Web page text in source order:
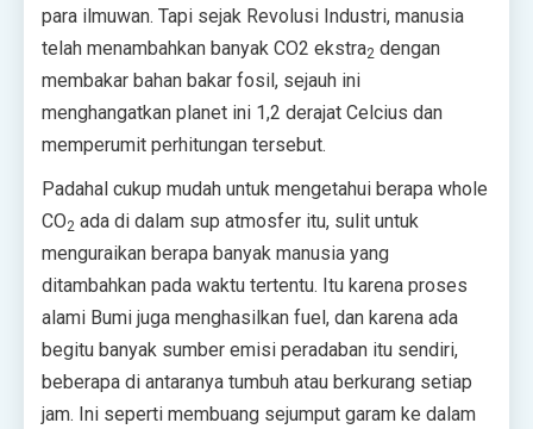
para ilmuwan. Tapi sejak Revolusi Industri, manusia
telah menambahkan banyak CO2 ekstra2 dengan
membakar bahan bakar fosil, sejauh ini
menghangatkan planet ini 1,2 derajat Celcius dan
memperumit perhitungan tersebut.
Padahal cukup mudah untuk mengetahui berapa whole
CO2 ada di dalam sup atmosfer itu, sulit untuk
menguraikan berapa banyak manusia yang
ditambahkan pada waktu tertentu. Itu karena proses
alami Bumi juga menghasilkan fuel, dan karena ada
begitu banyak sumber emisi peradaban itu sendiri,
beberapa di antaranya tumbuh atau berkurang setiap
jam. Ini seperti membuang sejumput garam ke dalam